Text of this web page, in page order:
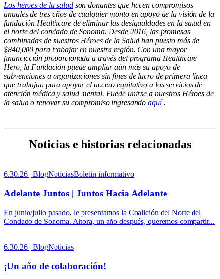
Los héroes de la salud son donantes que hacen compromisos
anuales de tres años de cualquier monto en apoyo de la visión de la
fundación Healthcare de eliminar las desigualdades en la salud en
el norte del condado de Sonoma. Desde 2016, las promesas
combinadas de nuestros Héroes de la Salud han puesto más de
$840,000 para trabajar en nuestra región. Con una mayor
financiación proporcionada a través del programa Healthcare
Hero, la Fundación puede ampliar aún más su apoyo de
subvenciones a organizaciones sin fines de lucro de primera línea
que trabajan para apoyar el acceso equitativo a los servicios de
atención médica y salud mental. Puede unirse a nuestros Héroes de
la salud o renovar su compromiso ingresando aquí.
Noticias e historias relacionadas
6.30.26 | BlogNoticiasBoletin informativo
Adelante Juntos | Juntos Hacia Adelante
En junio/julio pasado, le presentamos la Coalición del Norte del
Condado de Sonoma. Ahora, un año después, queremos compartir...
6.30.26 | BlogNoticias
¡Un año de colaboración!